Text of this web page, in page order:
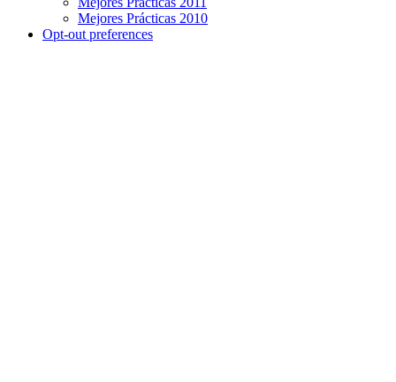
Mejores Prácticas 2010
Opt-out preferences